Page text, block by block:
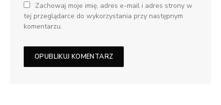
Zachowaj moje imię, adres e-mail i adres strony w
tej przeglądarce do wykorzystania przy następnym
komentarzu.